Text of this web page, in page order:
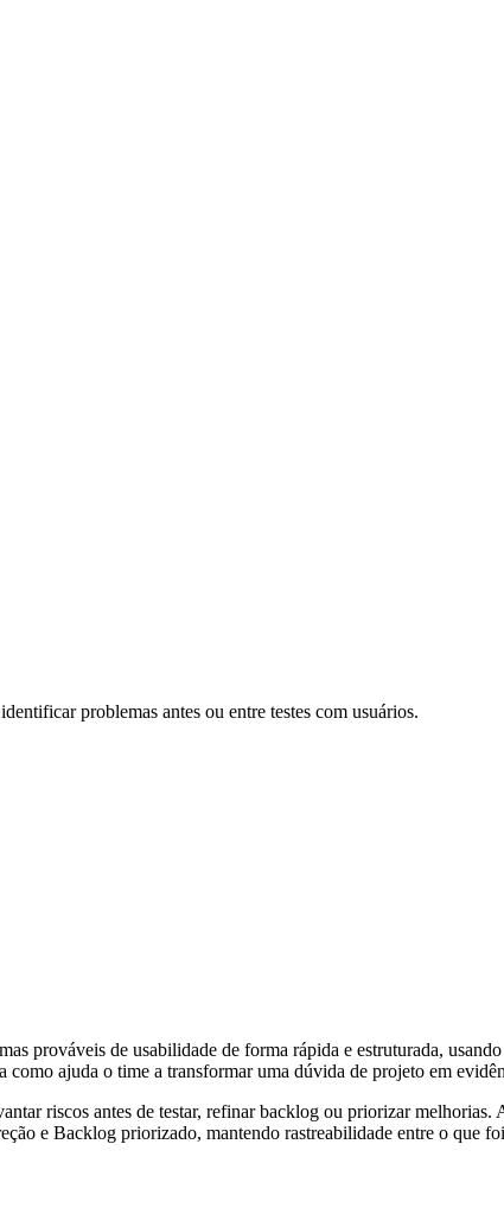
problemas antes ou entre testes com usuários.
prováveis de usabilidade de forma rápida e estruturada,
ajuda o time a transformar uma dúvida de projeto em
riscos antes de testar, refinar backlog ou priorizar
e Backlog priorizado, mantendo rastreabilidade entre o que